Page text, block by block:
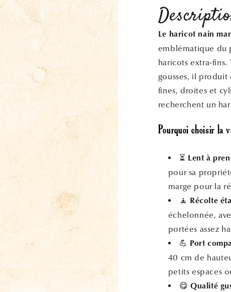
Le haricot nain
emblématique du
haricots extra-fins.
gousses, il produit
fines, droites et
recherchent un
Pourquoi choisir la
⏳ Lent à
pour sa
marge pour la
🧘
Récolte
échelonnée,
portées assez
💪
Port
40 cm de
petits espaces
😋Qualité